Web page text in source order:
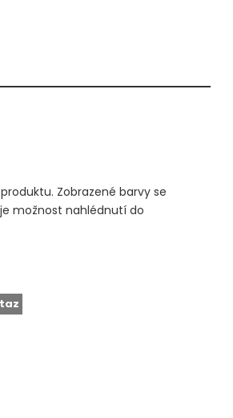
Zobrazené barvy se
možnost nahlédnutí do